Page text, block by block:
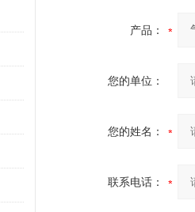
产品：
您的单位：
您的姓名：
联系电话：